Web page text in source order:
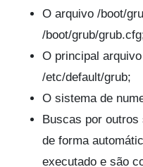
O arquivo /boot/
/boot/grub/
O principal
/etc/default/grub;
O sistema de
Buscas por
de forma
executado e são